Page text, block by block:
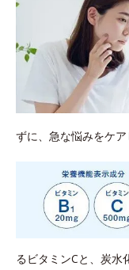
ずに、急な悩みをケ
るビタミンCと、炭水